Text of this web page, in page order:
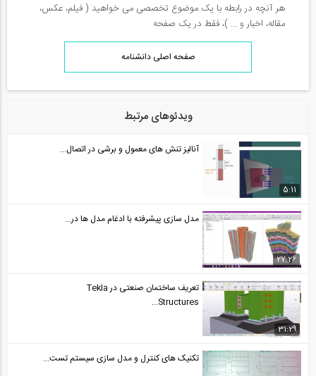
هر آنچه در رابطه با یک موضوع تخصصی می خواهید ( فیلم، عکس،
مقاله، اخبار و ... )، فقط در یک صفحه
صفحه اصلی دانشنامه
ویدئوهای مرتبط
5:11
آنالیز تنش های معمول و برشی در اتصال...
27:26
مدل سازی پیشرفته با ادغام مدل ها در...
31:29
تعریف ساختمان صنعتی در Tekla
Structures...
تکنیک های کنترل و مدل سازی سیستم تست...